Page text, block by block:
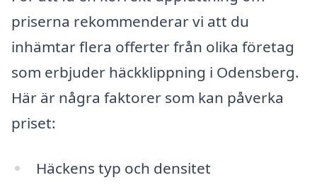
priserna rekommenderar vi att du
inhämtar flera offerter från olika företag
som erbjuder häckklippning i Odensberg.
Här är några faktorer som kan påverka
priset:
Häckens typ och densitet